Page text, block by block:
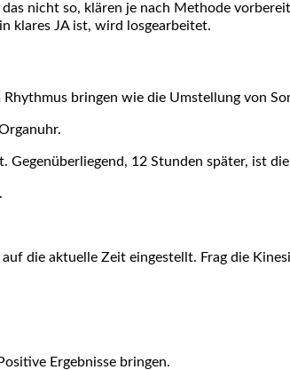
nicht so, klären je nach Methode
klares JA ist, wird losgearbeitet.
bringen wie die Umstellung von
12 Stunden später, ist
die aktuelle Zeit eingestellt. Frag die
Ergebnisse bringen.